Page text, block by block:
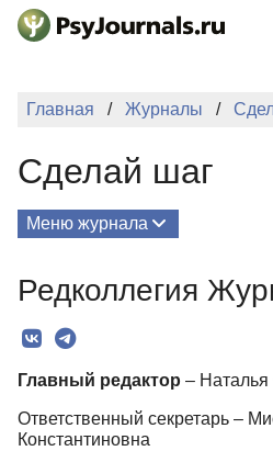
Перейти к основному содержанию
ПОДАТЬ
КЛЮЧЕВЫЕ
Главная Журналы
Сделай шаг
Меню журнала
О Журнале
Редколлегия
Рубрики
Подписка
Редколлегия
Главный редактор –
Ответственный секретарь –
Константиновна